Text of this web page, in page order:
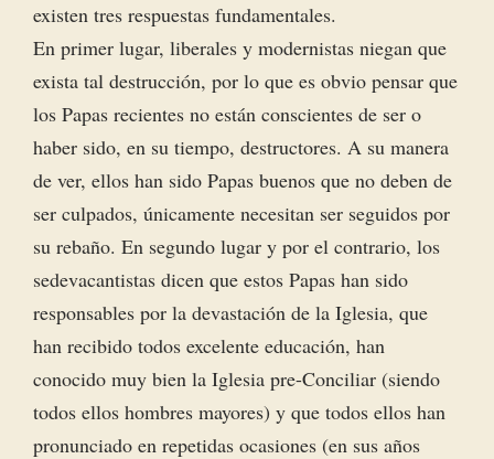
existen tres respuestas fundamentales.
En primer lugar, liberales y modernistas niegan que
exista tal destrucción, por lo que es obvio pensar que
los Papas recientes no están conscientes de ser o
haber sido, en su tiempo, destructores. A su manera
de ver, ellos han sido Papas buenos que no deben de
ser culpados, únicamente necesitan ser seguidos por
su rebaño. En segundo lugar y por el contrario, los
sedevacantistas dicen que estos Papas han sido
responsables por la devastación de la Iglesia, que
han recibido todos excelente educación, han
conocido muy bien la Iglesia pre-Conciliar (siendo
todos ellos hombres mayores) y que todos ellos han
pronunciado en repetidas ocasiones (en sus años